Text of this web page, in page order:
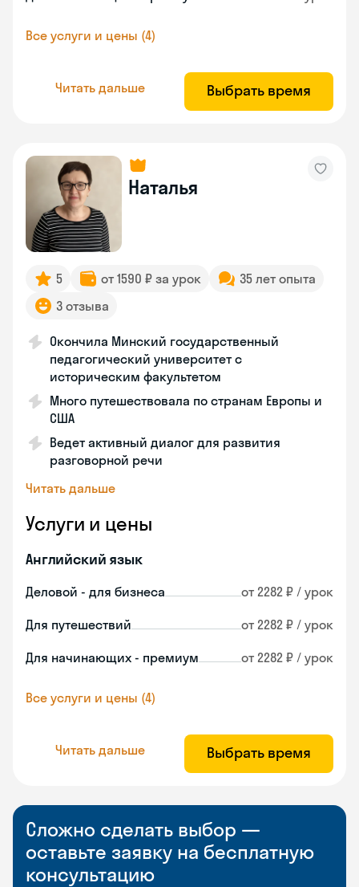
Все услуги и цены (4)
Читать дальше Выбрать время
Наталья
5 от 1590 ₽ за урок
35 лет опыта
3 отзыва
Окончила Минский государственный
педагогический университет с
историческим факультетом
Много путешествовала по странам Европы и
США
Ведет активный диалог для развития
разговорной речи
Читать дальше
Услуги и цены
Английский язык
Деловой - для бизнеса от 2282 ₽ / урок
Для путешествий от 2282 ₽ / урок
Для начинающих - премиум от 2282 ₽ / урок
Все услуги и цены (4)
Читать дальше Выбрать время
Сложно сделать выбор —
оставьте заявку на бесплатную
консультацию